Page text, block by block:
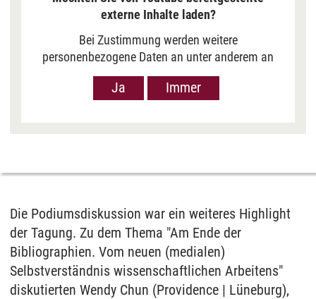
externe Inhalte laden?
Bei Zustimmung werden weitere
personenbezogene Daten an unter anderem an
Google in den USA übermittelt, um Ihnen Youtube-
Videos anzuzeigen. Der Europäische Gerichtshof
an EU-Standards, jedoch als unzureichend
verarbeitet werden können. Klicken Sie auf „Ja“
Videos. Bei Klick auf „Immer“ erfolgt die
Weitergabe generell bei Anzeige von Youtube-
Videos auf unserer Seite. Nähere Informationen
hierzu entnehmen Sie bitte unserer
Datenschutzerklärung.
Ja Immer
Die Podiumsdiskussion war ein weiteres Highlight
der Tagung. Zu dem Thema "Am Ende der
Bibliographien. Vom neuen (medialen)
Selbstverständnis wissenschaftlichen Arbeitens"
diskutierten Wendy Chun (Providence | Lüneburg),